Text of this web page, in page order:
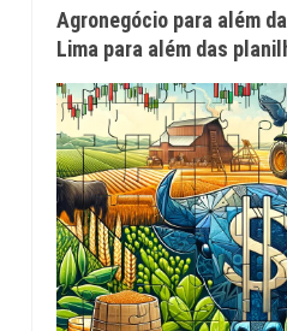
Agronegócio para além
Lima para além das